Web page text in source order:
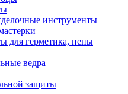
инструменты
для герметика, пены
ведра
защиты